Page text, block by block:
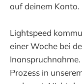
auf deinem Konto.
Lightspeed
einer Woche bei
Prozess in